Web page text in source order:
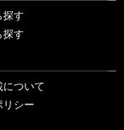
探す
探す
について
リシー